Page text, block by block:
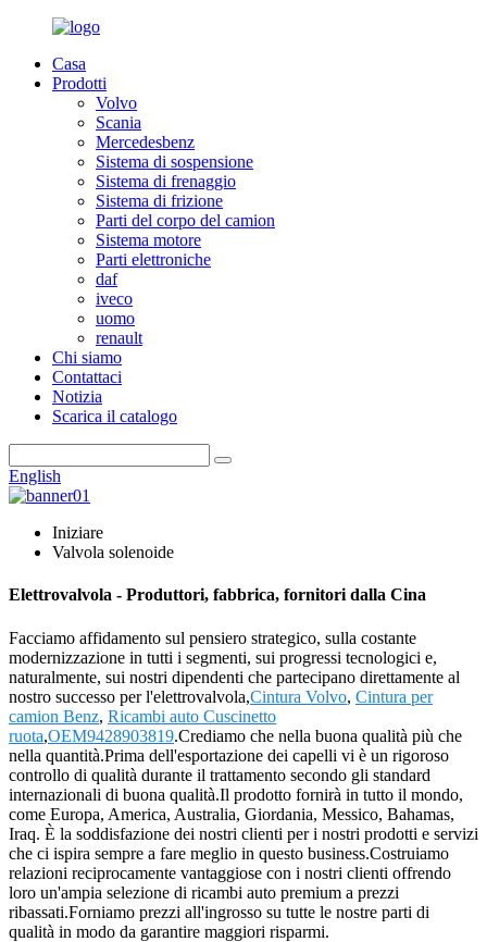
Casa
Prodotti
Volvo
Scania
Mercedesbenz
Sistema di sospensione
Sistema di frenaggio
Sistema di frizione
Parti del corpo del camion
Sistema motore
Parti elettroniche
daf
iveco
uomo
renault
Chi siamo
Contattaci
Notizia
Scarica il catalogo
English
Iniziare
Valvola solenoide
Elettrovalvola - Produttori, fabbrica, fornitori dalla Cina
Facciamo affidamento sul pensiero strategico, sulla costante
modernizzazione in tutti i segmenti, sui progressi tecnologici e,
naturalmente, sui nostri dipendenti che partecipano direttamente al
nostro successo per l'elettrovalvola,Cintura Volvo, Cintura per
camion Benz, Ricambi auto Cuscinetto
ruota,OEM9428903819.Crediamo che nella buona qualità più che
nella quantità.Prima dell'esportazione dei capelli vi è un rigoroso
controllo di qualità durante il trattamento secondo gli standard
internazionali di buona qualità.Il prodotto fornirà in tutto il mondo,
come Europa, America, Australia, Giordania, Messico, Bahamas,
Iraq. È la soddisfazione dei nostri clienti per i nostri prodotti e servizi
che ci ispira sempre a fare meglio in questo business.Costruiamo
relazioni reciprocamente vantaggiose con i nostri clienti offrendo
loro un'ampia selezione di ricambi auto premium a prezzi
ribassati.Forniamo prezzi all'ingrosso su tutte le nostre parti di
qualità in modo da garantire maggiori risparmi.